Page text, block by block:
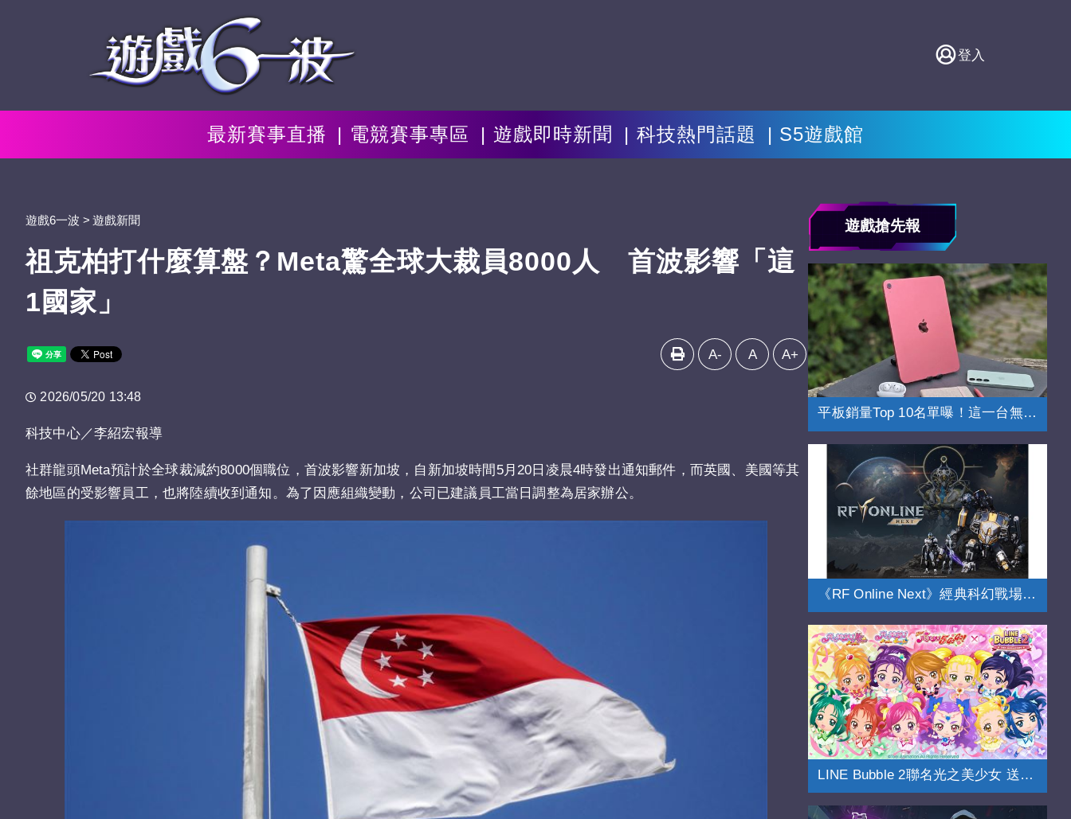
登入
最新賽事直播 電競賽事專區 遊戲即時新聞 科技熱門話題 S5遊戲館
遊戲6一波 遊戲新聞
祖克柏打什麼算盤？Meta驚全球大裁員8000人 首波影響「這
1國家」
A- A A+
2026/05/20 13:48
科技中心／李紹宏報導
社群龍頭Meta預計於全球裁減約8000個職位，首波影響新加坡，自新加坡時間5月20日凌晨4時發出通知郵件，而英國、美國等其
餘地區的受影響員工，也將陸續收到通知。為了因應組織變動，公司已建議員工當日調整為居家辦公。
遊戲搶先報
平板銷量Top 10名單曝！這一台無懸念奪冠
《RF Online Next》經典科幻戰場全面進化
LINE Bubble 2聯名光之美少女 送免費貼圖